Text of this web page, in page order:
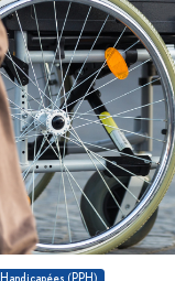
Handicapées (PPH)